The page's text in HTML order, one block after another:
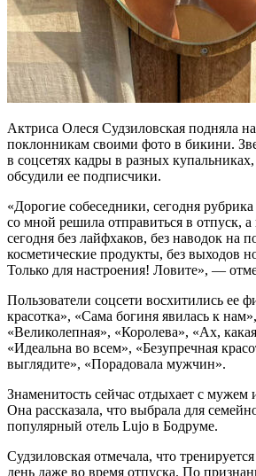
Актриса Олеся Судзиловская подняла
поклонникам своими фото в бикини.
в соцсетях кадры в разных
обсудили ее подписчики.
«Дорогие собеседники, сегодня
со мной решила отправиться в отпуск,
сегодня без лайфхаков, без наводок на
косметические продукты, без выходов
Только для настроения! Ловите», —
Пользователи соцсети восхитились ее
красотка», «Сама богиня явилась к
«Великолепная», «Королева», «Ах,
«Идеальна во всем», «Безупречная
выглядите», «Порадовала мужчин».
Знаменитость сейчас отдыхает с мужем
Она рассказала, что выбрала для
популярный отель Lujo в Бодруме.
Судзиловская отмечала, что
день даже во время отпуска. По